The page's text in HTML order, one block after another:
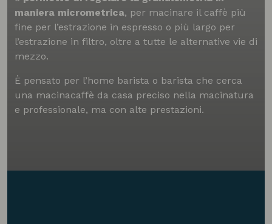
maniera micrometrica, per macinare il caffè più
fine per l’estrazione in espresso o più largo per
l’estrazione in filtro, oltre a tutte le alternative vie di
mezzo.
È pensato per l’home barista o barista che cerca
una macinacaffè da casa preciso nella macinatura
e professionale, ma con alte prestazioni.